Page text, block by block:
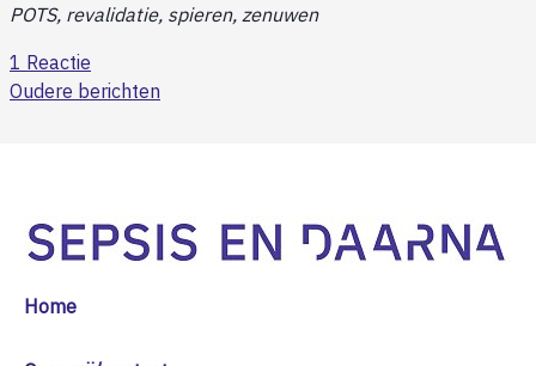
POTS, revalidatie, spieren, zenuwen
1 Reactie
Oudere berichten
Home